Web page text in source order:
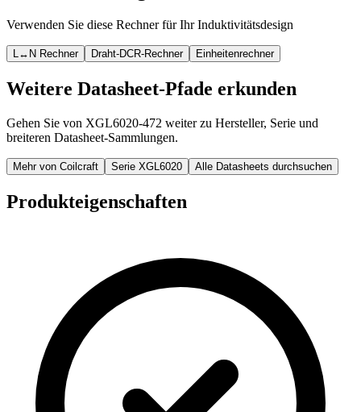
Verwenden Sie diese Rechner für Ihr Induktivitätsdesign
L↔N Rechner Draht-DCR-Rechner Einheitenrechner
Weitere Datasheet-Pfade erkunden
Gehen Sie von XGL6020-472 weiter zu Hersteller, Serie und
breiteren Datasheet-Sammlungen.
Mehr von Coilcraft Serie XGL6020 Alle Datasheets durchsuchen
Produkteigenschaften